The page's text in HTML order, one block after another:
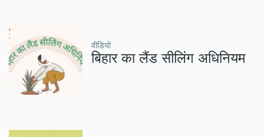
वीडियो
बिहार का लैंड सीलिंग अधिनियम